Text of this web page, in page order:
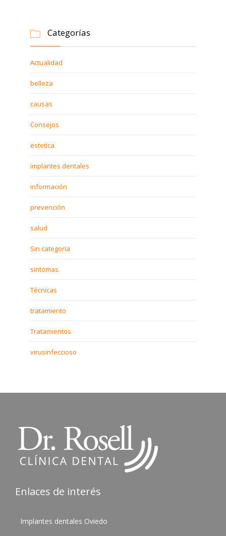
 Categorías
Actualidad
belleza
causas
Consejos
estetica
implantes dentales
información
prevención
salud
Sin categoría
sintomas
Técnicas
tratamiento
Tratamientos
virusinfeccioso
Enlaces de interés
Implantes dentales Oviedo